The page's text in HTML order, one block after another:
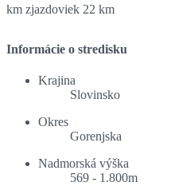
km zjazdoviek 22 km
Informácie o stredisku
Krajina
Slovinsko
Okres
Gorenjska
Nadmorská výška
569 - 1.800m